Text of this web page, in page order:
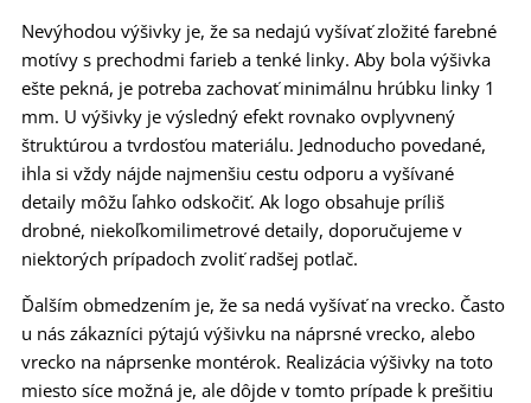
Nevýhodou výšivky je, že sa nedajú vyšívať zložité farebné
motívy s prechodmi farieb a tenké linky. Aby bola výšivka
ešte pekná, je potreba zachovať minimálnu hrúbku linky 1
mm. U výšivky je výsledný efekt rovnako ovplyvnený
štruktúrou a tvrdosťou materiálu. Jednoducho povedané,
ihla si vždy nájde najmenšiu cestu odporu a vyšívané
detaily môžu ľahko odskočiť. Ak logo obsahuje príliš
drobné, niekoľkomilimetrové detaily, doporučujeme v
niektorých prípadoch zvoliť radšej potlač.
Ďalším obmedzením je, že sa nedá vyšívať na vrecko. Často
u nás zákazníci pýtajú výšivku na náprsné vrecko, alebo
vrecko na náprsenke montérok. Realizácia výšivky na toto
miesto síce možná je, ale dôjde v tomto prípade k prešitiu